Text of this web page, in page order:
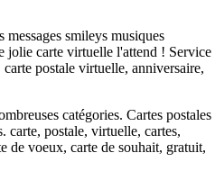
smileys musiques
jolie carte virtuelle l'attend ! Service
postale virtuelle, anniversaire,
catégories. Cartes postales
carte, postale, virtuelle, cartes,
de voeux, carte de souhait, gratuit,